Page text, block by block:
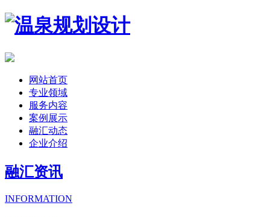
网站首页
专业领域
服务内容
案例展示
融汇动态
企业介绍
融汇资讯
INFORMATION